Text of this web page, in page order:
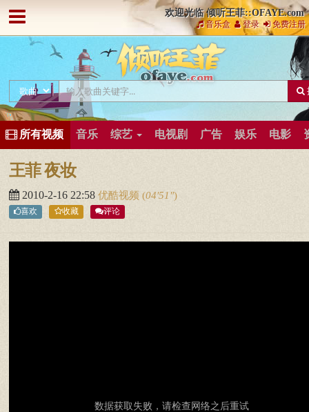
欢迎光临 倾听王菲::OFAYE.com
音乐盒 登录 免费注册
所有视频 音乐 综艺 电视剧 广告 娱乐 电影
王菲 夜妆
2010-2-16 22:58 优酷视频 (04′51″)
喜欢 收藏 评论
数据获取失败，请检查网络之后重试